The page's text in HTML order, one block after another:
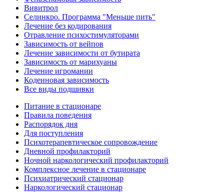
Вивитрол
Селинкро. Программа "Меньше пить"
Лечение без кодирования
Отравление психостимуляторами
Зависимость от вейпов
Лечение зависимости от бутирата
Зависимость от марихуаны
Лечение игромании
Кодеиновая зависимость
Все виды подшивки
Питание в стационаре
Правила поведения
Распорядок дня
Для поступления
Психотерапевтическое сопровождение
Дневной профилакторий
Ночной наркологический профилакторий
Комплексное лечение в стационаре
Психиатрический стационар
Наркологический стационар